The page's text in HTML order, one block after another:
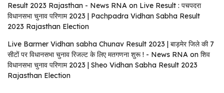
Result 2023 Rajasthan - News RNA on Live Result : पचपदरा
विधानसभा चुनाव परिणाम 2023 | Pachpadra Vidhan Sabha Result
2023 Rajasthan Election
Live Barmer Vidhan sabha Chunav Result 2023 | बाड़मेर जिले की 7
सीटों पर विधानसभा चुनाव रिजल्ट के लिए मतगणना शुरू ! - News RNA on शिव
विधानसभा चुनाव परिणाम 2023 | Sheo Vidhan Sabha Result 2023
Rajasthan Election